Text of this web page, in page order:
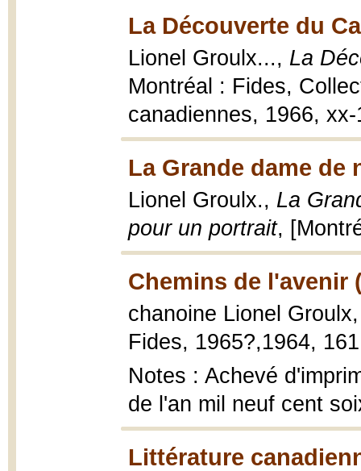
La Découverte du
Lionel Groulx..., La
Montréal : Fides,
canadiennes, 1966,
La Grande dame de
Lionel Groulx., La
pour un portrait,
Chemins de l'avenir
chanoine Lionel
Fides, 1965?,1964,
Notes : Achevé
de l'an mil neuf cent
Littérature